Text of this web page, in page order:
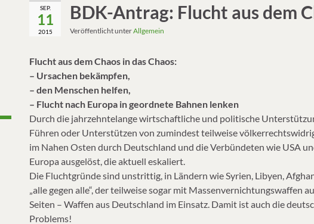
SEP.
11
2015
BDK-Antrag: Flucht aus dem
Veröffentlicht unterAllgemein
Flucht aus dem Chaos in das Chaos:
– Ursachen bekämpfen,
– den Menschen helfen,
– Flucht nach Europa in geordnete Bahnen lenken
Durch die jahrzehntelange wirtschaftliche und politische
Führen oder Unterstützen von zumindest teilweise
im Nahen Osten durch Deutschland und die Verbündeten wie USA
Europa ausgelöst, die aktuell eskaliert.
Die Fluchtgründe sind unstrittig, in Ländern wie Syrien, Libyen,
„alle gegen alle“, der teilweise sogar mit Massenvernichtungswaffen
Seiten – Waffen aus Deutschland im Einsatz. Damit ist auch die
Problems!